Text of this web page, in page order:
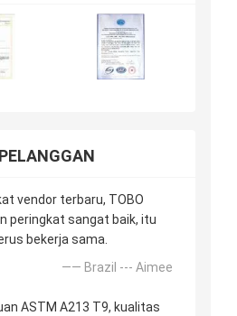
vendor terbaru, TOBO
peringkat sangat baik, itu
bekerja sama.
—— Brazil --- Aimee
ASTM A213 T9, kualitas